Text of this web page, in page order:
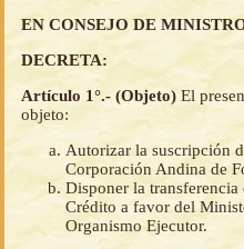
EN CONSEJO DE
DECRETA:
Artículo 1°.- (Objeto) El
objeto:
Autorizar la suscripción
Corporación Andina de
Disponer la transferencia
Crédito a favor del
Organismo Ejecutor.